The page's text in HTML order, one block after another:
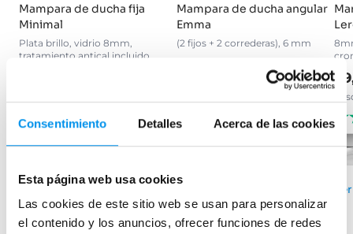
Consentimiento Detalles Acerca de las cookies
Esta página web usa cookies
Las cookies de este sitio web se usan para personalizar
el contenido y los anuncios, ofrecer funciones de redes
Mampara de ducha fija
Minimal
Plata brillo, vidrio 8mm,
tratamiento antical incluido
(144)
Ver opciones›
Mampara de ducha angular
Emma
(2 fijos + 2 correderas), 6 mm
(62)
Ver opciones